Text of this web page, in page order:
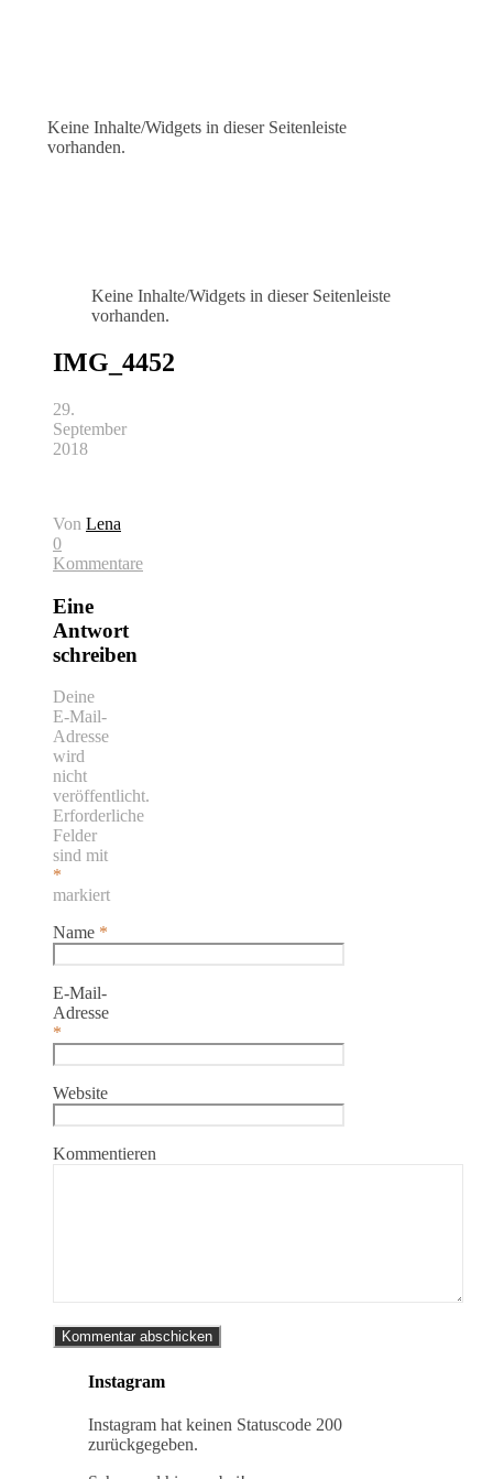
Keine Inhalte/Widgets in dieser Seitenleiste
vorhanden.
Keine Inhalte/Widgets in dieser Seitenleiste
vorhanden.
IMG_4452
29.
September
2018
Von Lena
0
Kommentare
Eine
Antwort
schreiben
Deine
E-Mail-
Adresse
wird
nicht
veröffentlicht.
Erforderliche
Felder
sind mit
*
markiert
Name *
E-Mail-
Adresse
*
Website
Kommentieren
Instagram
Instagram hat keinen Statuscode 200
zurückgegeben.